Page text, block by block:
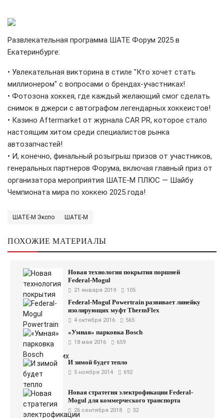
Развлекательная программа ШАТЕ Форум 2025 в
Екатеринбурге:
• Увлекательная викторина в стиле "Кто хочет стать
миллионером" с вопросами о брендах-участниках!
• Фотозона хоккея, где каждый желающий смог сделать
снимок в джерси с автографом легендарных хоккеистов!
• Казино Aftermarket от журнала CAR PR, которое стало
настоящим хитом среди специалистов рынка
автозапчастей!
• И, конечно, финальный розыгрыш призов от участников,
генеральных партнеров Форума, включая главный приз от
организатора мероприятия ШАТЕ-М ПЛЮС — Шайбу
Чемпионата мира по хоккею 2025 года!
ШАТЕ-М Экспо ШАТЕ-М
ПОХОЖИЕ МАТЕРИАЛЫ
Новая технология покрытия поршней
Federal-Mogul
21 января 2019 105
Federal-Mogul Powertrain развивает линейку
изолирующих муфт ThermFlex
4 октября 2016 565
«Умная» парковка Bosch
18 мая 2016 659
И зимой будет тепло
5 ноября 2014 692
Новая стратегия электрофикации Federal-
Mogul для коммерческого транспорта
26 сентября 2018 32